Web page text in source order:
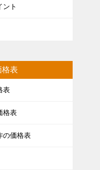
ント
格表
表
格表
の価格表